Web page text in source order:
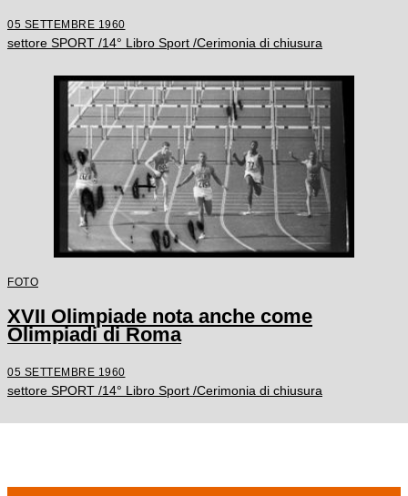
05 SETTEMBRE 1960
settore SPORT /14° Libro Sport /Cerimonia di chiusura
FOTO
XVII Olimpiade nota anche come
Olimpiadi di Roma
05 SETTEMBRE 1960
settore SPORT /14° Libro Sport /Cerimonia di chiusura